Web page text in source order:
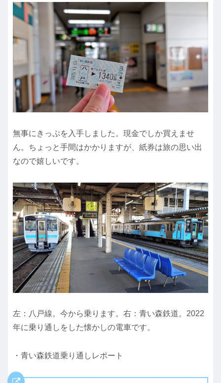
無事にきっぷを入手しました。現金でしか買えませ
ん。ちょっと手間はかかりますが、紙券は旅の思い出
なので嬉しいです。
左：八戸線。今から乗ります。右：青い森鉄道。2022
年に乗り通しをした懐かしの電車です。
・青い森鉄道乗り通しレポート